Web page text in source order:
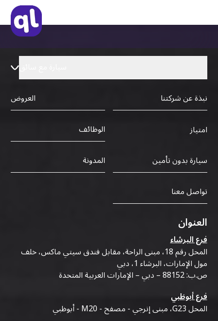
نبذة عن شركتنا
العروض
امتياز
الوظائف
سيارة بدون تأمين
المدونة
تواصل معنا
العنوان
فرع البرشاء
المحل رقم 18، مبنى الراحة، مقابل فندق سيتي ماكس، خلف
مول الإمارات، البرشاء 1، دبي
ص.ب: 88152 – دبي – الإمارات العربية المتحدة
فرع أبوظبي
المحل G23، مبنى إنرجي - مصفح - M20 - أبوظبي